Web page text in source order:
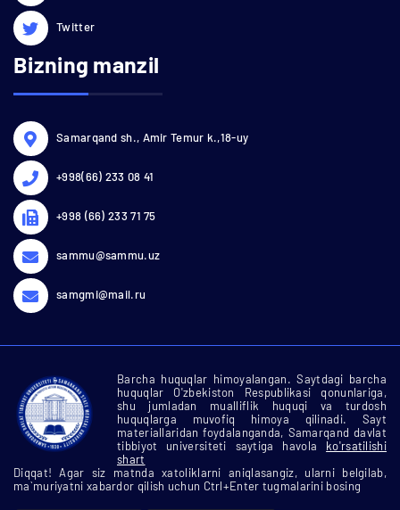
Twitter
Bizning manzil
Samarqand sh., Amir Temur k.,18-uy
+998(66) 233 08 41
+998 (66) 233 71 75
sammu@sammu.uz
samgmi@mail.ru
Barcha huquqlar himoyalangan. Saytdagi barcha
huquqlar O'zbekiston Respublikasi qonunlariga,
shu jumladan mualliflik huquqi va turdosh
huquqlarga muvofiq himoya qilinadi. Sayt
materiallaridan foydalanganda, Samarqand davlat
tibbiyot universiteti saytiga havola ko'rsatilishi
shart
Diqqat! Agar siz matnda xatoliklarni aniqlasangiz, ularni belgilab,
ma`muriyatni xabardor qilish uchun Ctrl+Enter tugmalarini bosing